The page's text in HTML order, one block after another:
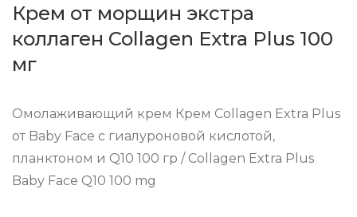
Крем от морщин экстра
коллаген Collagen Extra Plus 100
мг
Омолаживающий крем Крем Collagen Extra Plus
от Baby Face с гиалуроновой кислотой,
планктоном и Q10 100 гр / Collagen Extra Plus
Baby Face Q10 100 mg